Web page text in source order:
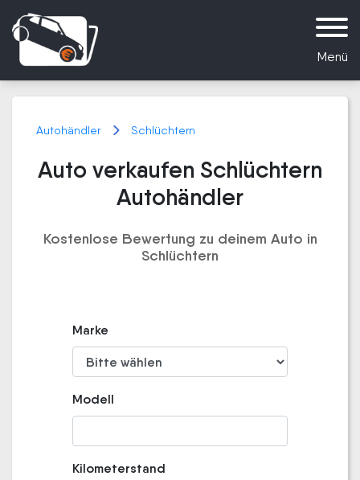
Menü
Autohändler Schlüchtern
Auto verkaufen Schlüchtern
Autohändler
Kostenlose Bewertung zu deinem Auto in
Schlüchtern
Marke
Modell
Kilometerstand